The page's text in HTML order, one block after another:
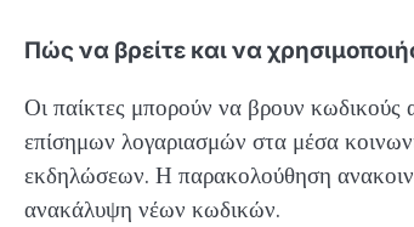
Πώς να βρείτε και να
Οι παίκτες μπορούν να βρουν
επίσημων λογαριασμών στα μέσα
εκδηλώσεων. Η παρακολούθηση
ανακάλυψη νέων κωδικών.